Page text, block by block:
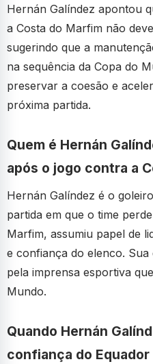
Hernán Galíndez apontou
a Costa do Marfim não
sugerindo que a
na sequência da Copa do
preservar a coesão e
próxima partida.
Quem é Hernán
após o jogo contra a
Hernán Galíndez é o
partida em que o time
Marfim, assumiu papel de
e confiança do elenco.
pela imprensa esportiva
Mundo.
Quando Hernán
confiança do